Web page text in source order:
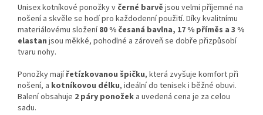
Unisex kotníkové ponožky v černé barvě jsou velmi příjemné na
nošení a skvěle se hodí pro každodenní použití. Díky kvalitnímu
materiálovému složení80 % česaná bavlna, 17 % příměs a 3 %
elastan jsou měkké, pohodlné a zároveň se dobře přizpůsobí
tvaru nohy.
Ponožky majířetízkovanou špičku, která zvyšuje komfort při
nošení, a kotníkovou délku, ideální do tenisek i běžné obuvi.
Balení obsahuje 2 páry ponožek a uvedená cena je za celou
sadu.